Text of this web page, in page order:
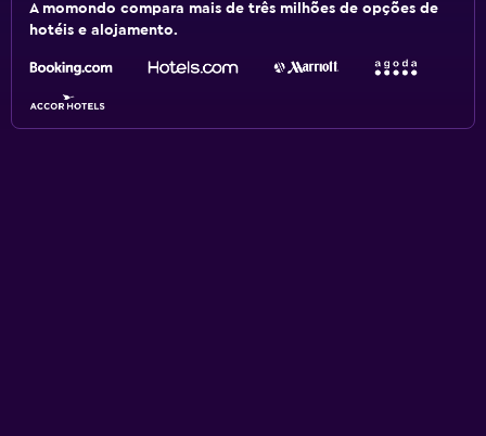
A momondo compara mais de três milhões de opções de
hotéis e alojamento.